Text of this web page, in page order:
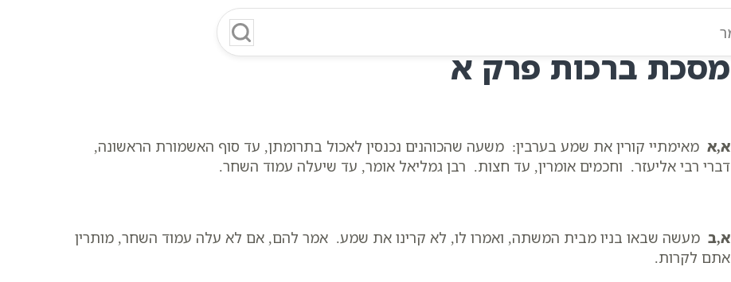
מסכת ברכות פרק א
א,א מאימתיי קורין את שמע בערבין: משעה שהכוהנים נכנסין לאכול בתרומתן, עד סוף האשמורת הראשונה,
דברי רבי אליעזר. וחכמים אומרין, עד חצות. רבן גמליאל אומר, עד שיעלה עמוד השחר.
א,ב מעשה שבאו בניו מבית המשתה, ואמרו לו, לא קרינו את שמע. אמר להם, אם לא עלה עמוד השחר, מותרין
אתם לקרות.